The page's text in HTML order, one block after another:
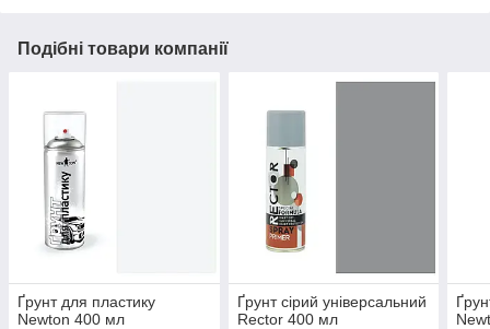
Подібні товари компанії
Ґрунт для пластику
Newton 400 мл
Ґрунт сірий універсальний
Rector 400 мл